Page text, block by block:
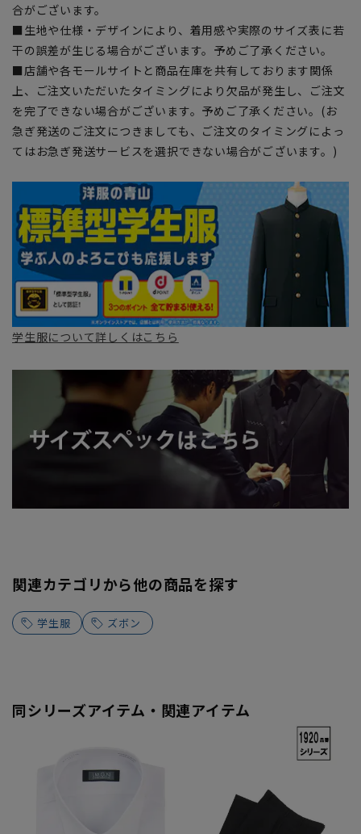
合がございます。
■生地や仕様・デザインにより、着用感や実際のサイズ表に若
干の誤差が生じる場合がございます。予めご了承ください。
■店舗や各モールサイトと商品在庫を共有しております関係
上、ご注文いただいたタイミングにより欠品が発生し、ご注文
を完了できない場合がございます。予めご了承ください。(お
急ぎ発送のご注文につきましても、ご注文のタイミングによっ
てはお急ぎ発送サービスを選択できない場合がございます。)
学生服について詳しくはこちら
関連カテゴリから他の商品を探す
学生服 ズボン
同シリーズアイテム・関連アイテム